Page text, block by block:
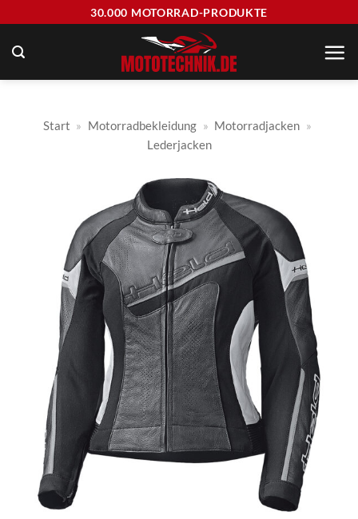
springen
30.000 MOTORRAD-PRODUKTE
Start » Motorradbekleidung » Motorradjacken »
Lederjacken